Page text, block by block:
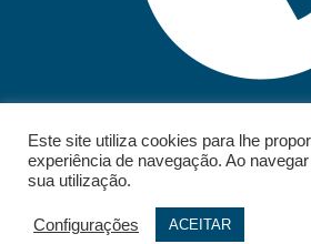
© 2026 - IELT. All rights reserved.
Este site utiliza cookies para lhe
experiência de navegação. Ao
sua utilização.
Configurações ACEITAR